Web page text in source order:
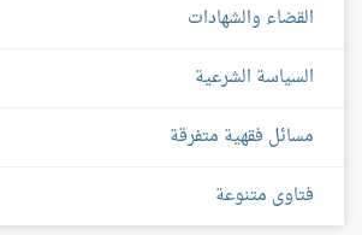
القضاء والشهادات
السياسة الشرعية
مسائل فقهية متفرقة
فتاوى متنوعة